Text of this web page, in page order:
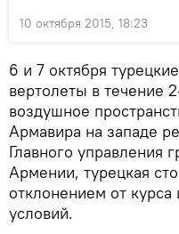
10 октября 2015, 18:23
6 и 7 октября
вертолеты в течение
воздушное
Армавира на западе
Главного управления
Армении, турецкая
отклонением от
условий.